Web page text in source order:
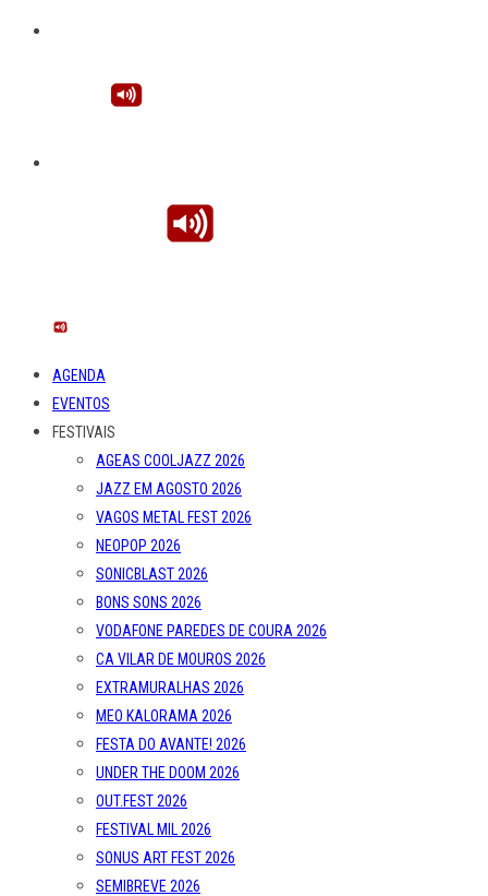
AGENDA
EVENTOS
FESTIVAIS
AGEAS COOLJAZZ 2026
JAZZ EM AGOSTO 2026
VAGOS METAL FEST 2026
NEOPOP 2026
SONICBLAST 2026
BONS SONS 2026
VODAFONE PAREDES DE COURA 2026
CA VILAR DE MOUROS 2026
EXTRAMURALHAS 2026
MEO KALORAMA 2026
FESTA DO AVANTE! 2026
UNDER THE DOOM 2026
OUT.FEST 2026
FESTIVAL MIL 2026
SONUS ART FEST 2026
SEMIBREVE 2026